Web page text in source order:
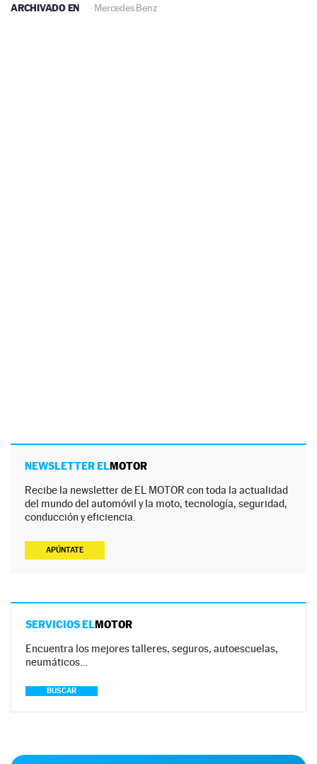
ARCHIVADO EN ·Mercedes Benz
NEWSLETTER ELMOTOR
Recibe la newsletter de EL MOTOR con toda la actualidad
del mundo del automóvil y la moto, tecnología, seguridad,
conducción y eficiencia.
APÚNTATE
SERVICIOS ELMOTOR
Encuentra los mejores talleres, seguros, autoescuelas,
neumáticos…
BUSCAR